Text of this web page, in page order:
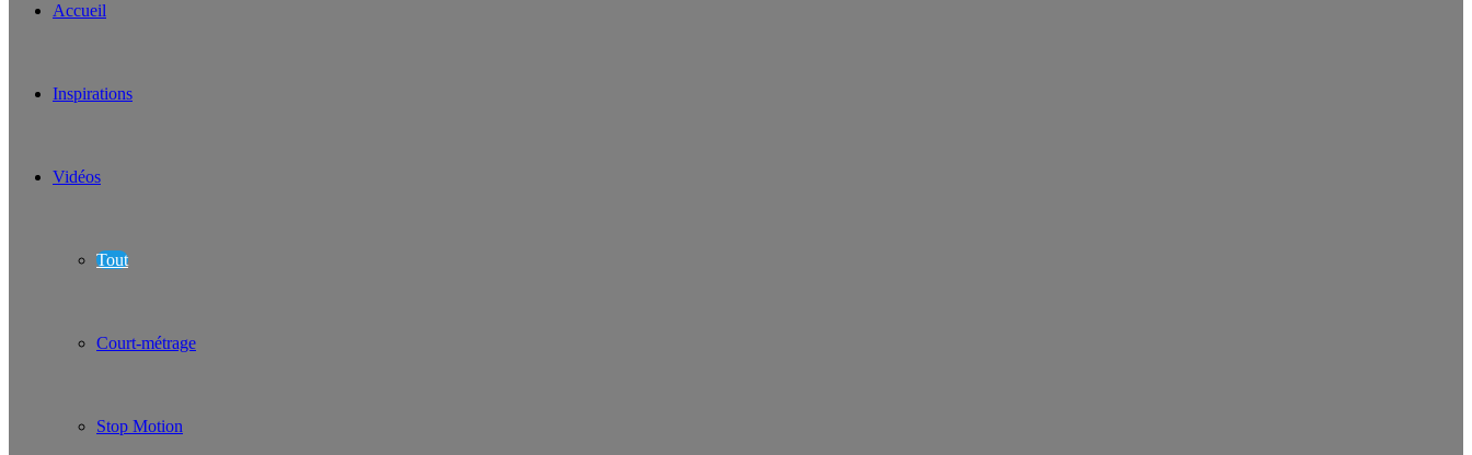
Accueil
Inspirations
Vidéos
Tout
Court-métrage
Stop Motion